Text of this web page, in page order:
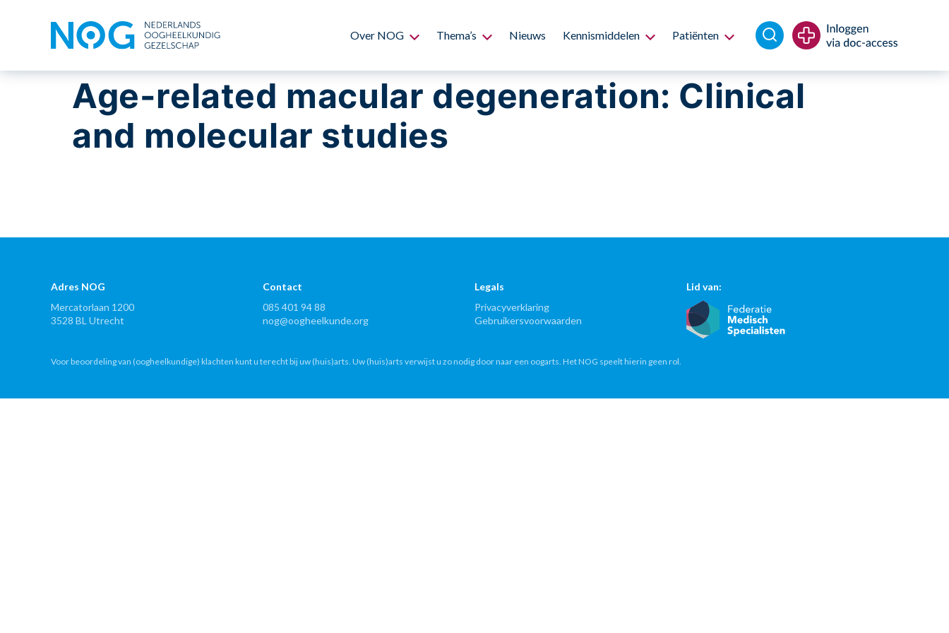
Over NOG Thema’s Nieuws Kennismiddelen Patiënten
Age-related macular degeneration: Clinical
and molecular studies
Adres NOG
Mercatorlaan 1200
3528 BL Utrecht
Contact
085 401 94 88
nog@oogheelkunde.org
Legals
Privacyverklaring
Gebruikersvoorwaarden
Lid van:
Voor beoordeling van (oogheelkundige) klachten kunt u terecht bij uw (huis)arts. Uw (huis)arts verwijst u zo nodig door naar een oogarts. Het NOG speelt hierin geen rol.